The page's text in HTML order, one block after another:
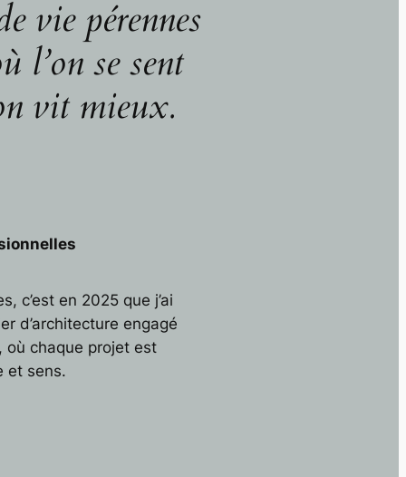
vie pérennes
l’on se sent
vit mieux.
c’est en 2025 que j’ai
d’architecture engagé
où chaque projet est
et sens.